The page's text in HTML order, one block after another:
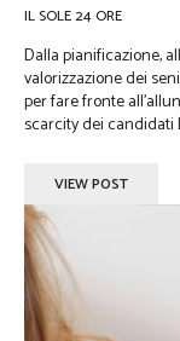
IL SOLE 24 ORE
Dalla pianificazione,
valorizzazione dei
per fare fronte
VIEW POST